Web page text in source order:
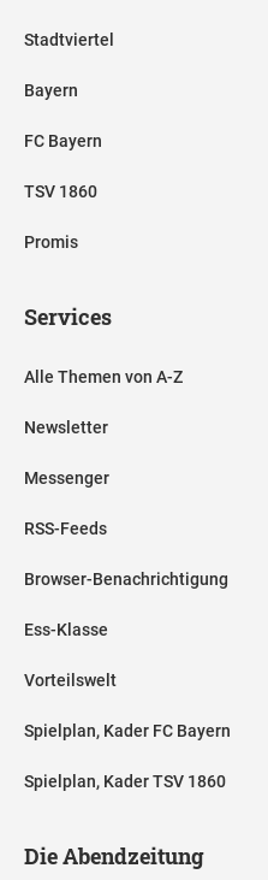
Stadtviertel
Bayern
FC Bayern
TSV 1860
Promis
Services
Alle Themen von A-Z
Newsletter
Messenger
RSS-Feeds
Browser-Benachrichtigung
Ess-Klasse
Vorteilswelt
Spielplan, Kader FC Bayern
Spielplan, Kader TSV 1860
Die Abendzeitung